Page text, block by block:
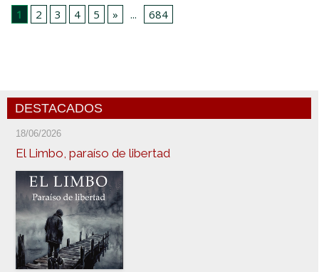
1
2 3 4 5 » ... 684
DESTACADOS
18/06/2026
El Limbo, paraíso de libertad